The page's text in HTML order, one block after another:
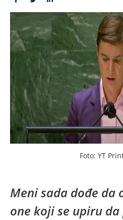
Foto: YT
Meni sada dođe da
one koji se upiru